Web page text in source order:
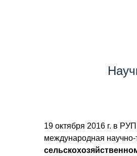
19 октября 2016 г. в
международная